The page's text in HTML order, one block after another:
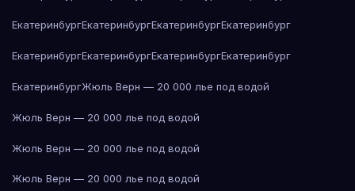
ЕкатеринбургЕкатеринбургЕкатеринбургЕкатеринбург
ЕкатеринбургЕкатеринбургЕкатеринбургЕкатеринбург
ЕкатеринбургЖюль Верн — 20 000 лье под водой
Жюль Верн — 20 000 лье под водой
Жюль Верн — 20 000 лье под водой
Жюль Верн — 20 000 лье под водой